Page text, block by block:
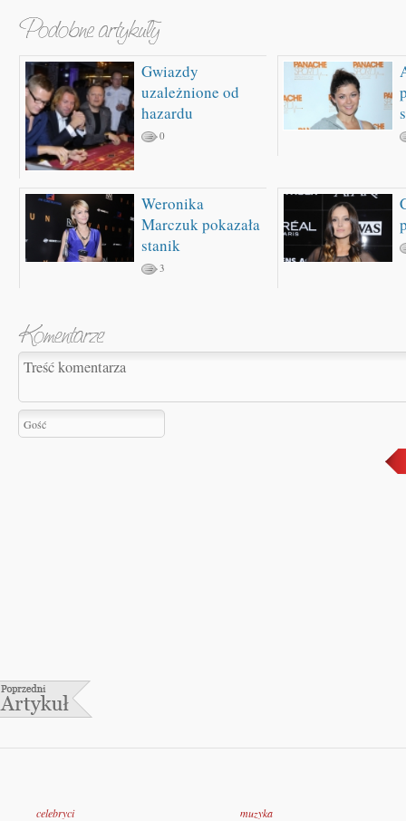
Gwiazdy
uzależnione od
hazardu
0
Weronika
Marczuk pokazała
stanik
3
celebryci muzyka